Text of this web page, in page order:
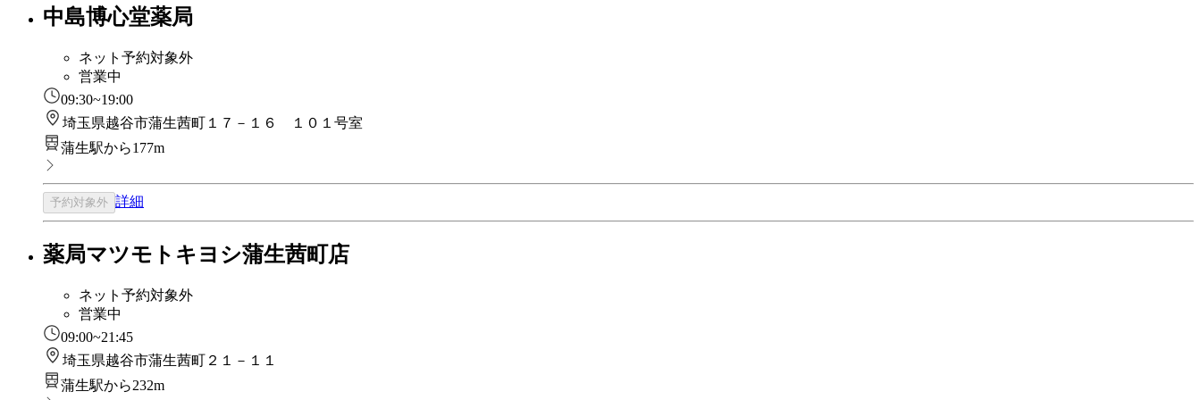
中島博心堂薬局
ネット予約対象外
営業中
09:30~19:00
埼玉県越谷市蒲生茜町１７－１６ １０１号室
蒲生駅から177m
予約対象外 詳細
薬局マツモトキヨシ蒲生茜町店
ネット予約対象外
営業中
09:00~21:45
埼玉県越谷市蒲生茜町２１－１１
蒲生駅から232m